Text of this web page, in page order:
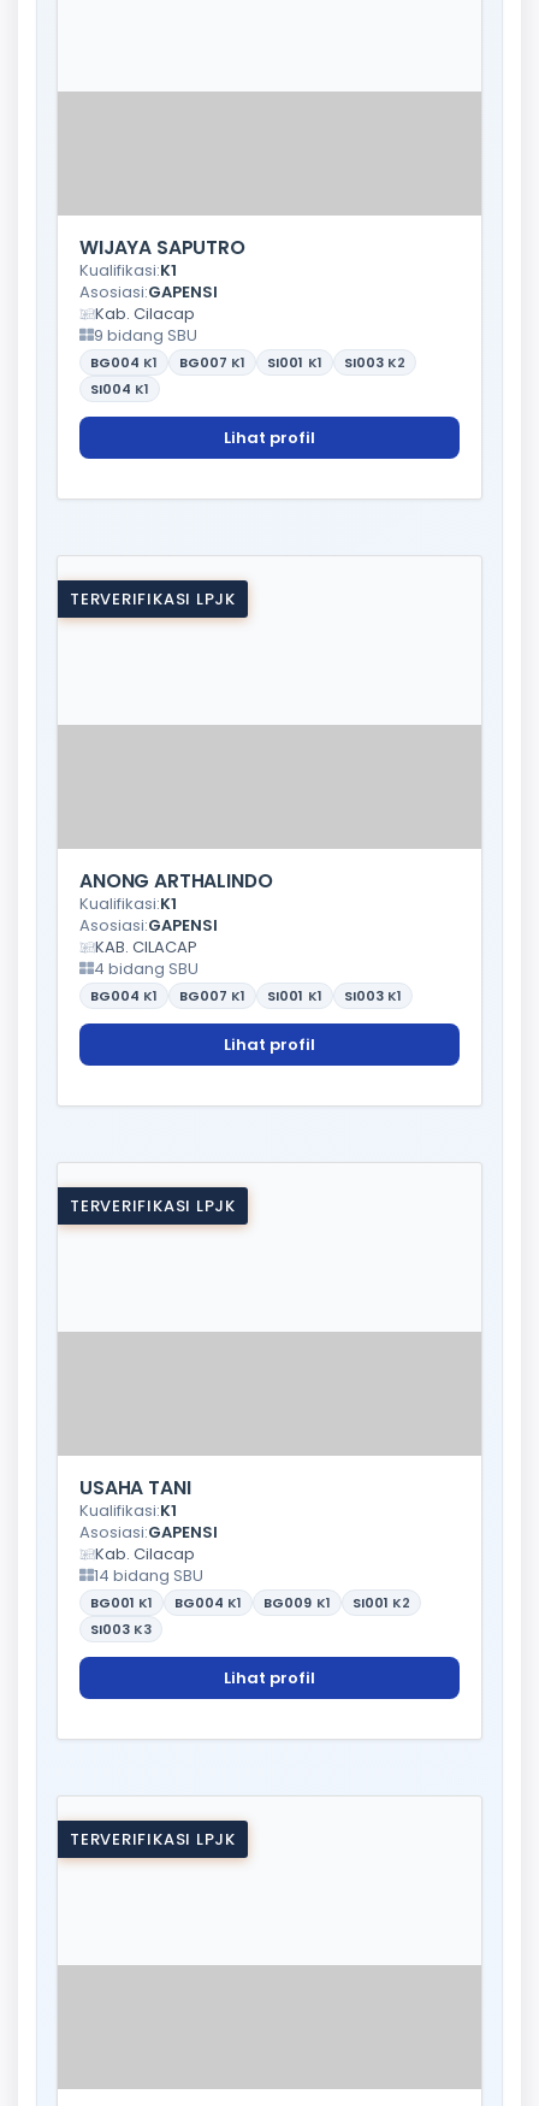
WIJAYA SAPUTRO
Kualifikasi:K1
Asosiasi:GAPENSI
Kab. Cilacap
9 bidang SBU
BG004 K1 BG007 K1 SI001 K1 SI003 K2
SI004 K1
Lihat profil
TERVERIFIKASI LPJK
ANONG ARTHALINDO
Kualifikasi:K1
Asosiasi:GAPENSI
KAB. CILACAP
4 bidang SBU
BG004 K1 BG007 K1 SI001 K1 SI003 K1
Lihat profil
TERVERIFIKASI LPJK
USAHA TANI
Kualifikasi:K1
Asosiasi:GAPENSI
Kab. Cilacap
14 bidang SBU
BG001 K1 BG004 K1 BG009 K1 SI001 K2
SI003 K3
Lihat profil
TERVERIFIKASI LPJK